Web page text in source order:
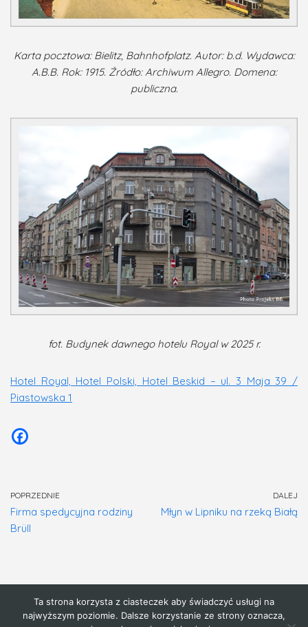
Karta pocztowa: Bielitz, Bahnhofplatz. Autor: b.d. Wydawca:
A.B.B. Rok: 1915. Źródło: Archiwum Allegro. Domena:
publiczna.
fot. Budynek dawnego hotelu Royal w 2025 r.
Hotel Royal, Hotel Polski, Hotel Beskid – ul. 3 Maja 39 /
Piastowska 1
POPRZEDNIE
Firma spedycyjna rodziny
Brüll
DALEJ
Młyn w Lipniku na rzeką Białą
Strona główna
Ta strona korzysta z ciasteczek aby świadczyć usługi na
najwyższym poziomie. Dalsze korzystanie ze strony oznacza,